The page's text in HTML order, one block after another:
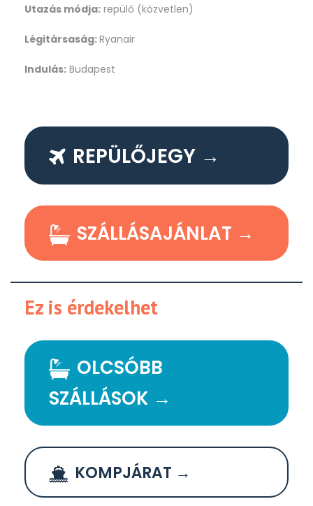
Utazás módja: repülő (közvetlen)
Légitársaság:Ryanair
Indulás: Budapest
REPÜLŐJEGY →
SZÁLLÁSAJÁNLAT →
Ez is érdekelhet
OLCSÓBB
SZÁLLÁSOK →
KOMPJÁRAT →